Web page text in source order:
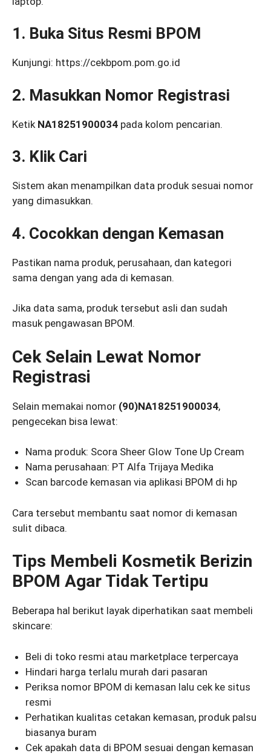
1. Buka Situs Resmi BPOM
Kunjungi: https://cekbpom.pom.go.id
2. Masukkan Nomor Registrasi
Ketik NA18251900034 pada kolom pencarian.
3. Klik Cari
Sistem akan menampilkan data produk sesuai nomor
yang dimasukkan.
4. Cocokkan dengan Kemasan
Pastikan nama produk, perusahaan, dan kategori
sama dengan yang ada di kemasan.
Jika data sama, produk tersebut asli dan sudah
masuk pengawasan BPOM.
Cek Selain Lewat Nomor
Registrasi
Selain memakai nomor (90)NA18251900034,
pengecekan bisa lewat:
Nama produk: Scora Sheer Glow Tone Up Cream
Nama perusahaan: PT Alfa Trijaya Medika
Scan barcode kemasan via aplikasi BPOM di hp
Cara tersebut membantu saat nomor di kemasan
sulit dibaca.
Tips Membeli Kosmetik Berizin
BPOM Agar Tidak Tertipu
Beberapa hal berikut layak diperhatikan saat membeli
skincare:
Beli di toko resmi atau marketplace terpercaya
Hindari harga terlalu murah dari pasaran
Periksa nomor BPOM di kemasan lalu cek ke situs
resmi
Perhatikan kualitas cetakan kemasan, produk palsu
biasanya buram
Cek apakah data di BPOM sesuai dengan kemasan